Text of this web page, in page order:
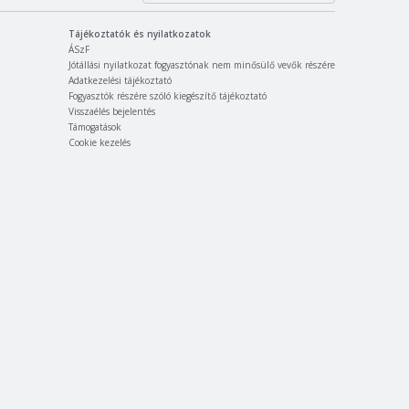
Tájékoztatók és nyilatkozatok
ÁSzF
Jótállási nyilatkozat fogyasztónak nem minősülő vevők részére
Adatkezelési tájékoztató
Fogyasztók részére szóló kiegészítő tájékoztató
Visszaélés bejelentés
Támogatások
Cookie kezelés